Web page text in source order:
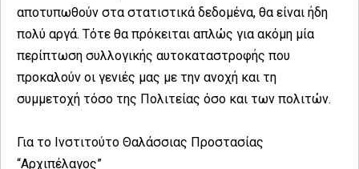
αποτυπωθούν στα στατιστικά δεδομένα, θα είναι ήδη
πολύ αργά. Τότε θα πρόκειται απλώς για ακόμη μία
περίπτωση συλλογικής αυτοκαταστροφής που
προκαλούν οι γενιές μας με την ανοχή και τη
συμμετοχή τόσο της Πολιτείας όσο και των πολιτών.
Για το Ινστιτούτο Θαλάσσιας Προστασίας
“Αρχιπέλαγος”